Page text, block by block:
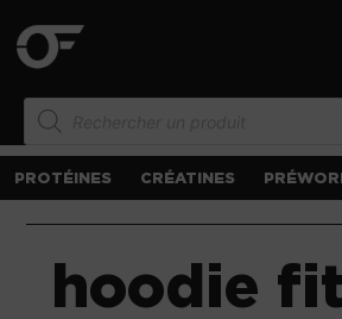
PROTÉINES CRÉATINES
hoodie